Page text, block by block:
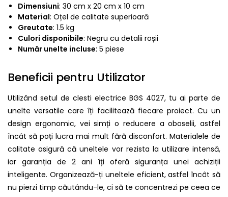
Dimensiuni: 30 cm x 20 cm x 10 cm
Material: Oțel de calitate superioară
Greutate: 1.5 kg
Culori disponibile: Negru cu detalii roșii
Număr unelte incluse: 5 piese
Beneficii pentru Utilizator
Utilizând setul de clesti electrice BGS 4027, tu ai parte de
unelte versatile care îți facilitează fiecare proiect. Cu un
design ergonomic, vei simți o reducere a oboselii, astfel
încât să poți lucra mai mult fără disconfort. Materialele de
calitate asigură că uneltele vor rezista la utilizare intensă,
iar garanția de 2 ani îți oferă siguranța unei achiziții
inteligente. Organizează-ți uneltele eficient, astfel încât să
nu pierzi timp căutându-le, ci să te concentrezi pe ceea ce